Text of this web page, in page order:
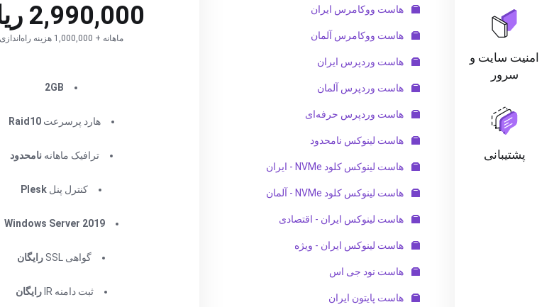
امنیت سایت و
سرور
پشتیبانی
هاست ووکامرس ایران
هاست ووکامرس آلمان
هاست وردپرس ایران
هاست وردپرس آلمان
هاست وردپرس حرفه‌ای
هاست لینوکس نامحدود
هاست لینوکس کلود NVMe - ایران
هاست لینوکس کلود NVMe - آلمان
هاست لینوکس ایران - اقتصادی
هاست لینوکس ایران - ویژه
هاست نود جی اس
هاست پایتون ایران
2,990,000 ریال
ماهانه + 1,000,000 هزینه راه‌اندازی
‌2GB
هارد پرسرعتRaid10
ترافیک ماهانهنامحدود
کنترل پنل Plesk
Windows Server 2019
گواهی SSL رایگان
ثبت دامنه IR رایگان